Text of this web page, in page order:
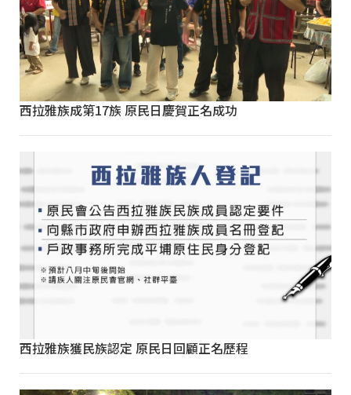
西拉雅族成第17族 原民日慶賀正名成功
西拉雅族獲民族認定 原民日回顧正名歷程